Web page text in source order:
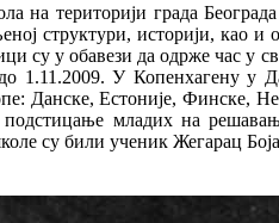
на територији града
структури, историји,
су у обавези да одрже час у
У Копенхагену у
Данске, Естоније, Финске,
подстицање младих на
су били ученик Жегарац